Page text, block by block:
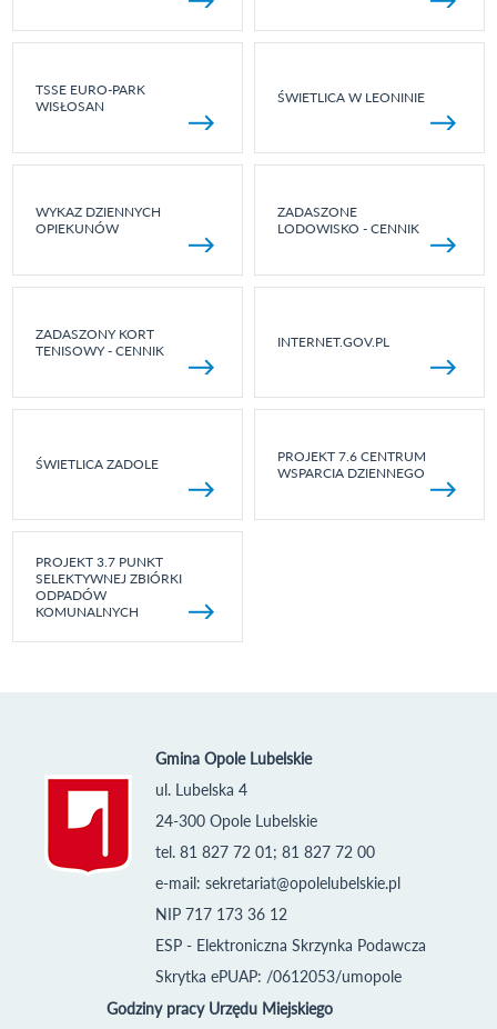
TSSE EURO-PARK
WISŁOSAN
ŚWIETLICA W LEONINIE
WYKAZ DZIENNYCH
OPIEKUNÓW
ZADASZONE
LODOWISKO - CENNIK
ZADASZONY KORT
TENISOWY - CENNIK
INTERNET.GOV.PL
ŚWIETLICA ZADOLE
PROJEKT 7.6 CENTRUM
WSPARCIA DZIENNEGO
PROJEKT 3.7 PUNKT
SELEKTYWNEJ ZBIÓRKI
ODPADÓW
KOMUNALNYCH
Gmina Opole Lubelskie
ul. Lubelska 4
24-300 Opole Lubelskie
tel. 81 827 72 01; 81 827 72 00
e-mail: sekretariat@opolelubelskie.pl
NIP 717 173 36 12
ESP - Elektroniczna Skrzynka Podawcza
Skrytka ePUAP: /0612053/umopole
Godziny pracy Urzędu Miejskiego